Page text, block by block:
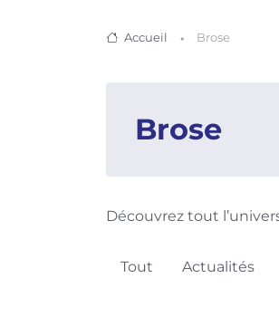
Accueil Brose
Brose
Découvrez tout
Tout Actualités